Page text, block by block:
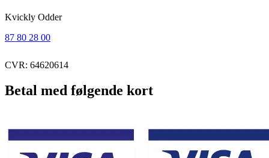
Kvickly Odder
87 80 28 00
CVR: 64620614
Betal med følgende kort